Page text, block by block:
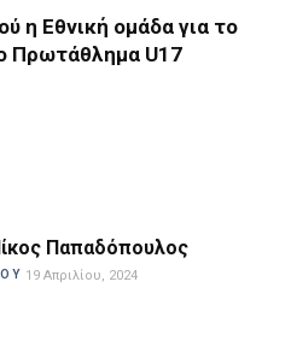
η Εθνική ομάδα για το
Πρωτάθλημα U17
Παπαδόπουλος
19 Απριλίου, 2024